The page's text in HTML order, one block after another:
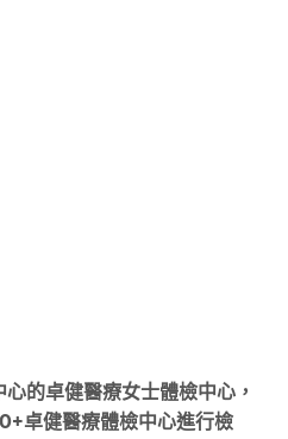
的卓健醫療⼥⼠體檢中⼼，
卓健醫療體檢中⼼進⾏檢